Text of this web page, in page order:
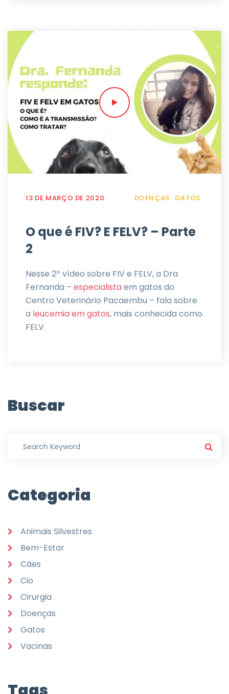
13 DE MARÇO DE 2020 DOENÇAS GATOS
O que é FIV? E FELV? – Parte
2
Nesse 2º vídeo sobre FIV e FELV, a Dra
Fernanda – especialistaem gatos do
Centro Veterinário Pacaembu – fala sobre
a leucemia em gatos, mais conhecida como
FELV.
Buscar
Categoria
Animais Silvestres
Bem-Estar
Cães
Cio
Cirurgia
Doenças
Gatos
Vacinas